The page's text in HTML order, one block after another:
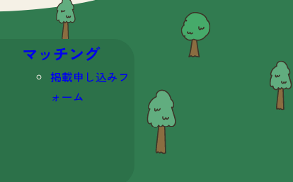
マッチング
掲載申し込みフ
ォーム